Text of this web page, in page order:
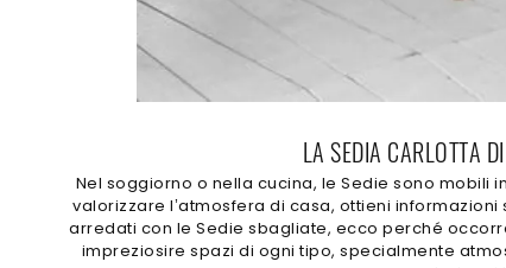
LA SEDIA CARLOTTA
Nel soggiorno o nella cucina, le Sedie sono mobili
valorizzare l’atmosfera di casa, ottieni
arredati con le Sedie sbagliate, ecco perché
impreziosire spazi di ogni tipo, specialmente